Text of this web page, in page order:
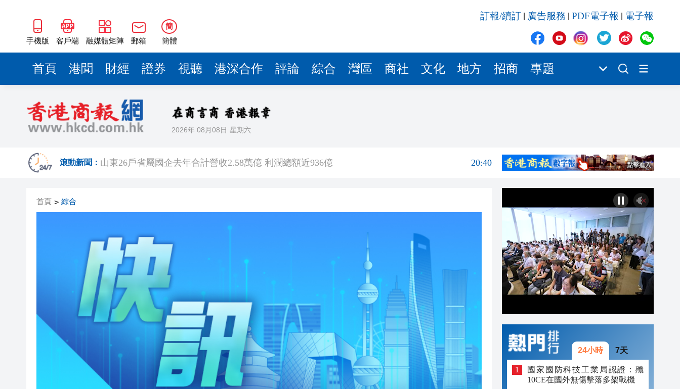
手機版 客戶端 融媒體矩陣 郵箱
簡
簡體
訂報/續訂 廣告服務 PDF電子報 電子報
首頁 港聞 財經 證券 視聽 港深合作 評論 綜合 灣區 商社 文化 地方 招商 專題
2026年 08月08日 星期六
滾動新聞：
瀋陽鐵西校園閱讀活動解鎖閱讀新玩法
20:39
黎智英案｜吳良好：依法公正處理黎智英求情 罪證如山豈能妄想輕判
海南澄邁文儒煥新升級 五組數據見證文儒沉香從傳統邁向現代
梁振英率港區全國政協委員考察團來瓊考察
山東26戶省屬國企去年合計營收2.58萬億 利潤總額近936億
20:40
50餘位頂尖專家共話時代命題
海南澄邁文儒煥新升級 五組數據見證文儒沉香從傳統邁向現代
梁振英率港區全國政協委員考察團來瓊考察
2025年海南儋州以舊換新帶動消費約18億元
山東26戶省屬國企去年合計營收2.58萬億 利潤總額近936億
瀋陽鐵西校園閱讀活動解鎖閱讀新玩法
20:39
首頁 > 綜合
24小時 7天
國家國防科技工業局認證：殲
10CE在國外無傷擊落多架戰機